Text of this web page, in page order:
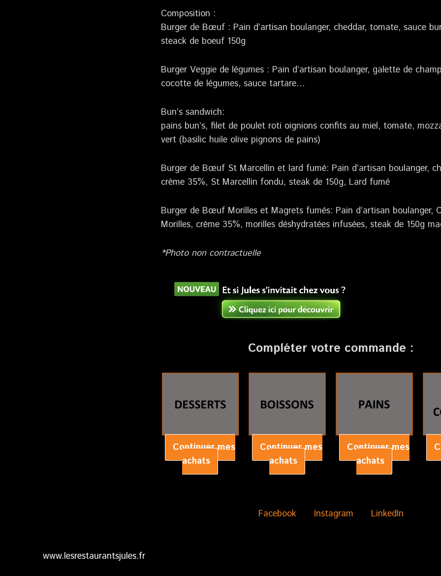
Composition :
Burger de Bœuf : Pain d’artisan boulanger, cheddar, tomate, sauce
steack de boeuf 150g
Burger Veggie de légumes : Pain d’artisan boulanger, galette de
cocotte de légumes, sauce tartare…
Bun’s sandwich:
pains bun’s, filet de poulet roti oignions confits au miel, tomate,
vert (basilic huile olive pignons de pains)
Burger de Bœuf St Marcellin et lard fumé: Pain d’artisan boulanger,
crème 35%, St Marcellin fondu, steak de 150g, Lard fumé
Burger de Bœuf Morilles et Magrets fumés: Pain d’artisan boulanger,
Morilles, crème 35%, morilles déshydratées infusées, steak de 150g
*Photo non contractuelle
Compléter votre commande :
Continuer mes
achats
Continuer mes
achats
Continuer mes
achats
Facebook Instagram LinkedIn
www.lesrestaurantsjules.fr